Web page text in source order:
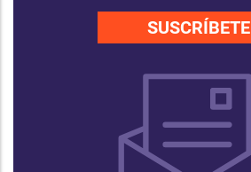
SUSCRÍBETE